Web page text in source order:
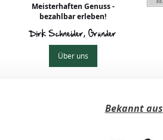
Meisterhaften Genuss -
bezahlbar erleben!
Dirk Schneider, Gründer
Über uns
Bekannt aus